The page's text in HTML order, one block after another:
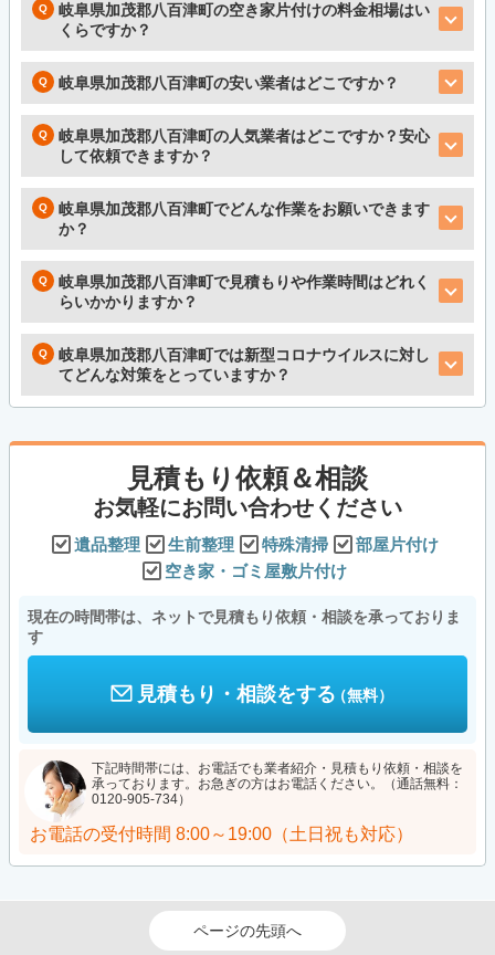
岐阜県加茂郡八百津町の空き家片付けの料金相場はい
くらですか？
岐阜県加茂郡八百津町の安い業者はどこですか？
岐阜県加茂郡八百津町の人気業者はどこですか？安心
して依頼できますか？
岐阜県加茂郡八百津町でどんな作業をお願いできます
か？
岐阜県加茂郡八百津町で見積もりや作業時間はどれく
らいかかりますか？
岐阜県加茂郡八百津町では新型コロナウイルスに対し
てどんな対策をとっていますか？
見積もり依頼＆相談
お気軽にお問い合わせください
遺品整理 生前整理 特殊清掃
部屋片付け
空き家・ゴミ屋敷片付け
現在の時間帯は、ネットで見積もり依頼・相談を承っておりま
す
見積もり・相談をする（無料）
下記時間帯には、お電話でも業者紹介・見積もり依頼・相談を
承っております。お急ぎの方はお電話ください。（通話無料：
0120-905-734）
お電話の受付時間 8:00～19:00（土日祝も対応）
ページの先頭へ